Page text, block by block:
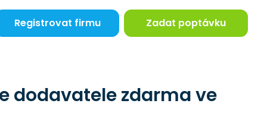
Registrovat firmu Zadat poptávku
dodavatele zdarma ve